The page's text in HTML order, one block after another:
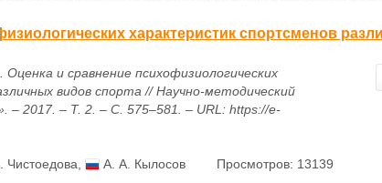
характеристик спортсменов
и сравнение психофизиологических
видов спорта // Научно-методический
– 2017. – Т. 2. – С. 575–581. – URL: https://e-
А. А. Кылосов Просмотров: 13139